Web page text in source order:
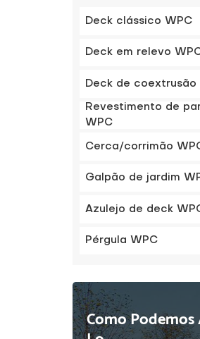
Deck clássico WPC
Deck em relevo
Deck de coextrusão
Revestimento de
WPC
Cerca/corrimão
Galpão de jardim
Azulejo de deck
Pérgula WPC
Como